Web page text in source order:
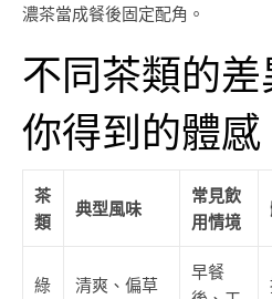
濃茶當成餐後固定配角。
不同茶類的
你得到的體感
茶
類
典型風味
常見飲
用情境
綠 清爽、偏草
早餐